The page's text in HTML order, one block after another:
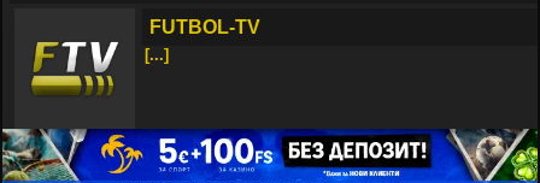
FUTBOL-TV
[...]